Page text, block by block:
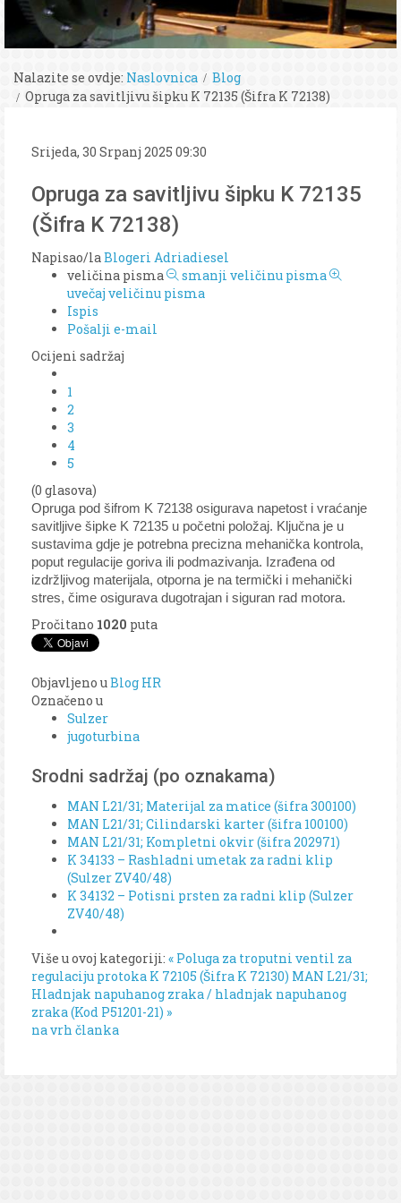
Nalazite se ovdje: Naslovnica
Blog
Opruga za savitljivu šipku K 72135 (Šifra K 72138)
Srijeda, 30 Srpanj 2025 09:30
Opruga za savitljivu šipku K 72135
(Šifra K 72138)
Napisao/la Blogeri Adriadiesel
veličina pisma
smanji veličinu pisma
uvečaj veličinu pisma
Ispis
Pošalji e-mail
Ocijeni sadržaj
1
2
3
4
5
(0 glasova)
Opruga pod šifrom K 72138 osigurava napetost i vraćanje
savitljive šipke K 72135 u početni položaj. Ključna je u
sustavima gdje je potrebna precizna mehanička kontrola,
poput regulacije goriva ili podmazivanja. Izrađena od
izdržljivog materijala, otporna je na termički i mehanički
stres, čime osigurava dugotrajan i siguran rad motora.
Pročitano 1020 puta
Objavljeno uBlog HR
Označeno u
Sulzer
jugoturbina
Srodni sadržaj (po oznakama)
MAN L21/31; Materijal za matice (šifra 300100)
MAN L21/31; Cilindarski karter (šifra 100100)
MAN L21/31; Kompletni okvir (šifra 202971)
K 34133 – Rashladni umetak za radni klip
(Sulzer ZV40/48)
K 34132 – Potisni prsten za radni klip (Sulzer
ZV40/48)
Više u ovoj kategoriji: « Poluga za troputni ventil za
regulaciju protoka K 72105 (Šifra K 72130) MAN L21/31;
Hladnjak napuhanog zraka / hladnjak napuhanog
zraka (Kod P51201-21) »
na vrh članka